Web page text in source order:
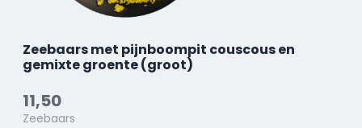
Zeebaars met pijnboompit couscous en
gemixte groente (groot)
11,50
Zeebaars